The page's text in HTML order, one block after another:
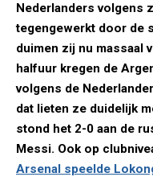
Nederlanders volgens
tegengewerkt door de
duimen zij nu massaal
halfuur kregen de
volgens de
dat lieten ze duidelijk
stond het 2-0 aan de
Messi. Ook op
Arsenal speelde